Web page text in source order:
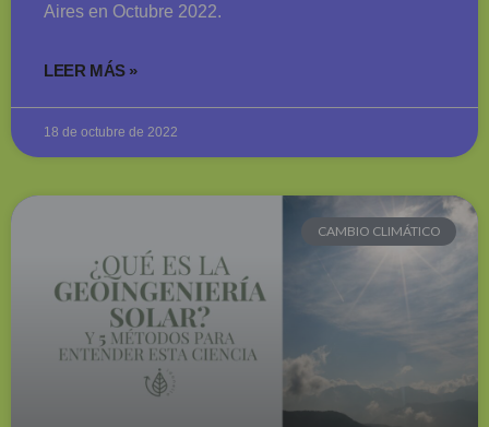
Aires en Octubre 2022.
LEER MÁS »
18 de octubre de 2022
CAMBIO CLIMÁTICO